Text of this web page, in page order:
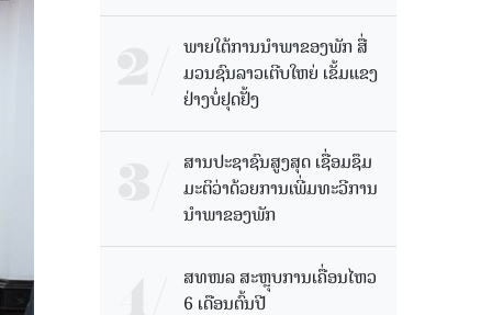
ພາຍໃຕ້ການນໍາພາຂອງພັກ ສື່
ມວນຊົນລາວເຕີບໃຫຍ່ ເຂັ້ມແຂງ
ຢ່າງບໍ່ຢຸດຢັ້ງ
ສານປະຊາຊົນສູງສຸດ ເຊື່ອມຊຶມ
ມະຕິວ່າດ້ວຍການເພີ່ມທະວີການ
ນຳພາຂອງພັກ
ສທໜລ ສະຫຼຸບການເຄື່ອນໄຫວ
6 ເດືອນຕົ້ນປີ